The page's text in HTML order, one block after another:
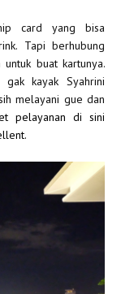
card yang bisa
Tapi berhubung
buat kartunya.
kayak Syahrini
melayani gue dan
pelayanan di sini